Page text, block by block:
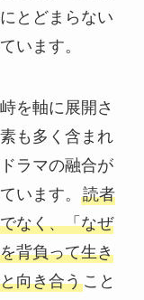
とどまらない
います。
を軸に展開さ
も多く含まれ
ラマの融合が
います。 読者
なく、「なぜ
背負って生き
向き合うこと